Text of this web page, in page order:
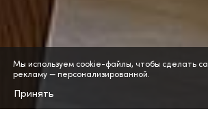
Мы используем cookie-файлы, чтобы сделать
рекламу — персонализированной.
Принять